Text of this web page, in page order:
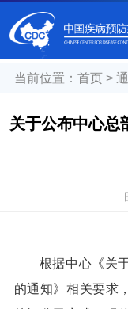
当前位置： 首页>
关于公布中心总
根据中心《关
的通知》相关要求